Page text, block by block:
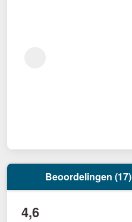
Beoordelingen (17)
4,6